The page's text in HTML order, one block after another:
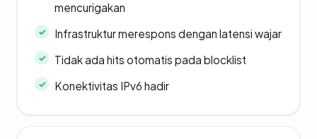
mencurigakan
Infrastruktur merespons dengan latensi wajar
Tidak ada hits otomatis pada blocklist
Konektivitas IPv6 hadir